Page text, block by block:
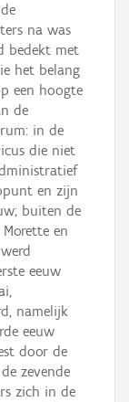
na was
bedekt met
het belang
een hoogte
de
in de
die niet
en zijn
buiten de
en
eeuw
namelijk
eeuw
door de
zevende
zich in de